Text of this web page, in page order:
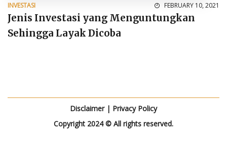
INVESTASI FEBRUARY 10, 2021
Jenis Investasi yang Menguntungkan
Sehingga Layak Dicoba
Disclaimer| Privacy Policy
Copyright 2024 © All rights reserved.